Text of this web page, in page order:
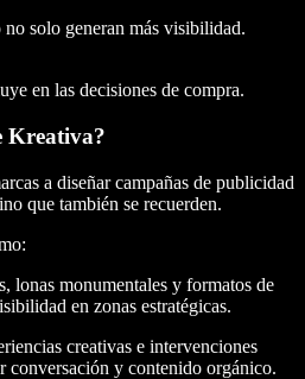
no solo generan más visibilidad.
en las decisiones de compra.
Kreativa?
a diseñar campañas de publicidad
que también se recuerden.
lonas monumentales y formatos de
en zonas estratégicas.
creativas e intervenciones
conversación y contenido orgánico.